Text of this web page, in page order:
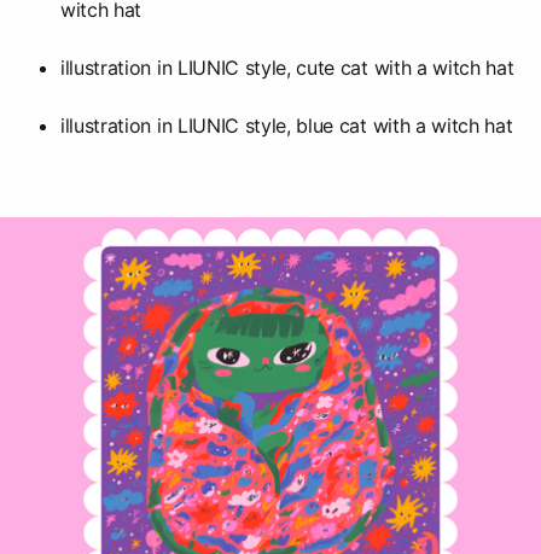
witch hat
illustration in LIUNIC style, cute cat with a witch hat
illustration in LIUNIC style, blue cat with a witch hat